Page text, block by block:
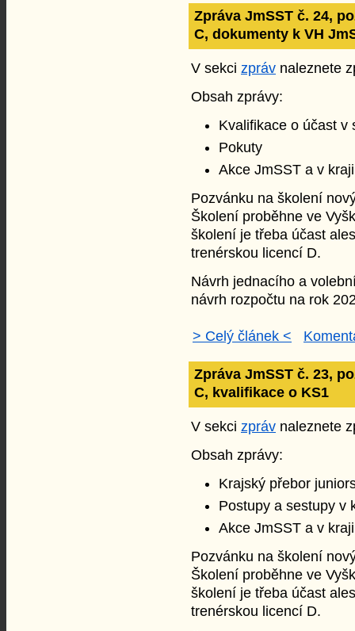
Zpráva JmSST č. 24,
C, dokumenty k VH
V sekci zpráv naleznete
Obsah zprávy:
Kvalifikace o účast v
Pokuty
Akce JmSST a v kraji
Pozvánku na školení
Školení proběhne ve
školení je třeba účast
trenérskou licencí D.
Návrh jednacího a
návrh rozpočtu na rok
> Celý článek <
Zpráva JmSST č. 23,
C, kvalifikace o KS1
V sekci zpráv naleznete
Obsah zprávy:
Krajský přebor
Postupy a sestupy v
Akce JmSST a v kraji
Pozvánku na školení
Školení proběhne ve
školení je třeba účast
trenérskou licencí D.